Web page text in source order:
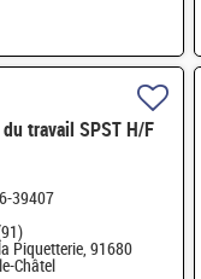
du travail SPST H/F
39407
Piquetterie, 91680
Châtel